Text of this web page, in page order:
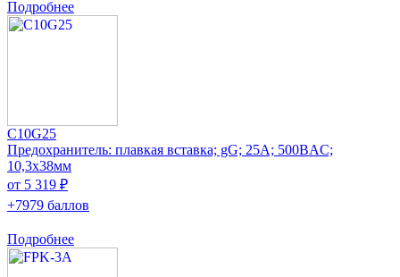
Подробнее
C10G25
Предохранитель: плавкая вставка; gG; 25А; 500ВAC;
10,3x38мм
от 5 319 ₽
+7979 баллов
Подробнее